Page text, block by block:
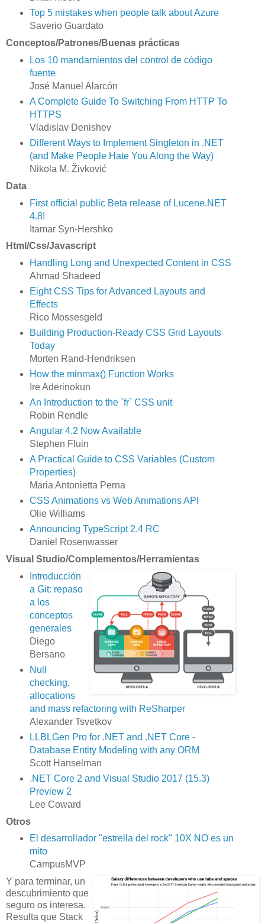
Top 5 mistakes when people talk about Azure
Saverio Guardato
Conceptos/Patrones/Buenas prácticas
Los 10 mandamientos del control de código
fuente
José Manuel Alarcón
A Complete Guide To Switching From HTTP To
HTTPS
Vladislav Denishev
Different Ways to Implement Singleton in .NET
(and Make People Hate You Along the Way)
Nikola M. Živković
Data
First official public Beta release of Lucene.NET
4.8!
Itamar Syn-Hershko
Html/Css/Javascript
Handling Long and Unexpected Content in CSS
Ahmad Shadeed
Eight CSS Tips for Advanced Layouts and
Effects
Rico Mossesgeld
Building Production-Ready CSS Grid Layouts
Today
Morten Rand-Hendriksen
How the minmax() Function Works
Ire Aderinokun
An Introduction to the `fr` CSS unit
Robin Rendle
Angular 4.2 Now Available
Stephen Fluin
A Practical Guide to CSS Variables (Custom
Properties)
Maria Antonietta Perna
CSS Animations vs Web Animations API
Olie Williams
Announcing TypeScript 2.4 RC
Daniel Rosenwasser
Visual Studio/Complementos/Herramientas
Introducción
a Git: repaso
a los
conceptos
generales
Diego
Bersano
Null
checking,
allocations
and mass refactoring with ReSharper
Alexander Tsvetkov
LLBLGen Pro for .NET and .NET Core -
Database Entity Modeling with any ORM
Scott Hanselman
.NET Core 2 and Visual Studio 2017 (15.3)
Preview 2
Lee Coward
Otros
El desarrollador "estrella del rock" 10X NO es un
mito
CampusMVP
Y para terminar, un
descubrimiento que
seguro os interesa.
Resulta que Stack